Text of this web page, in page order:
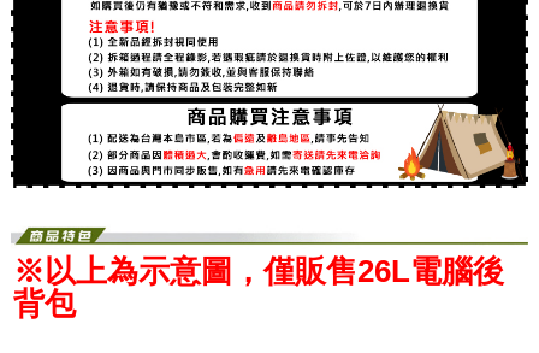
※以上為示意圖，僅販售26L電腦後
背包